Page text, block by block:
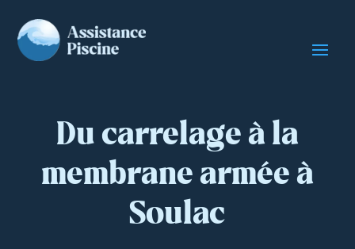
Du carrelage à la
membrane armée à
Soulac